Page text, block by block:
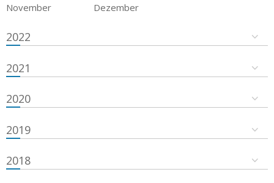
November
Dezember
2022
2021
2020
2019
2018